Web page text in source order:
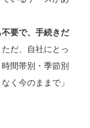
要で、手続きだ
だ、自社にとっ
間帯別・季節別
く今のままで」